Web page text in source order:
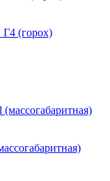
(горох)